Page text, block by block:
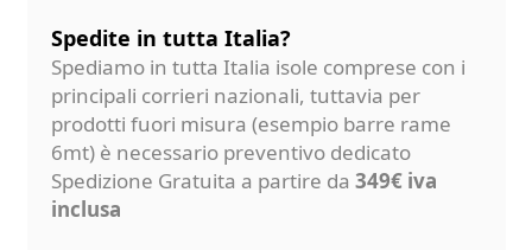
Spedite in tutta Italia?
Spediamo in tutta Italia isole comprese con i
principali corrieri nazionali, tuttavia per
prodotti fuori misura (esempio barre rame
6mt) è necessario preventivo dedicato
Spedizione Gratuita a partire da 349€ iva
inclusa